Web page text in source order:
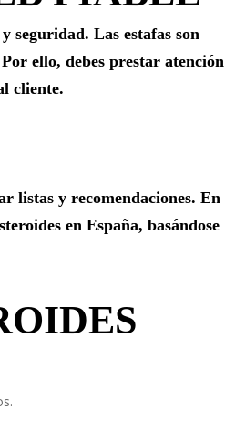
seguridad. Las estafas son
ello, debes prestar atención
cliente.
listas y recomendaciones. En
en España, basándose